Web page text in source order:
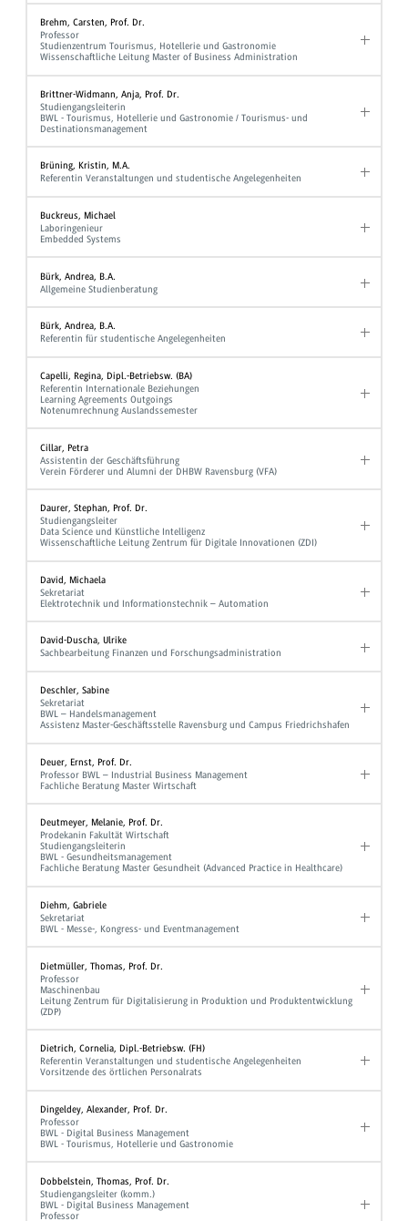
Brehm, Carsten, Prof. Dr.
Professor
Studienzentrum Tourismus, Hotellerie und Gastronomie
Wissenschaftliche Leitung Master of Business Administration
Brittner-Widmann, Anja, Prof. Dr.
Studiengangsleiterin
BWL - Tourismus, Hotellerie und Gastronomie / Tourismus- und
Destinationsmanagement
Brüning, Kristin, M.A.
Referentin Veranstaltungen und studentische Angelegenheiten
Buckreus, Michael
Laboringenieur
Embedded Systems
Bürk, Andrea, B.A.
Allgemeine Studienberatung
Bürk, Andrea, B.A.
Referentin für studentische Angelegenheiten
Capelli, Regina, Dipl.-Betriebsw. (BA)
Referentin Internationale Beziehungen
Learning Agreements Outgoings
Notenumrechnung Auslandssemester
Cillar, Petra
Assistentin der Geschäftsführung
Verein Förderer und Alumni der DHBW Ravensburg (VFA)
Daurer, Stephan, Prof. Dr.
Studiengangsleiter
Data Science und Künstliche Intelligenz
Wissenschaftliche Leitung Zentrum für Digitale Innovationen (ZDI)
David, Michaela
Sekretariat
Elektrotechnik und Informationstechnik – Automation
David-Duscha, Ulrike
Sachbearbeitung Finanzen und Forschungsadministration
Deschler, Sabine
Sekretariat
BWL – Handelsmanagement
Assistenz Master-Geschäftsstelle Ravensburg und Campus Friedrichshafen
Deuer, Ernst, Prof. Dr.
Professor BWL – Industrial Business Management
Fachliche Beratung Master Wirtschaft
Deutmeyer, Melanie, Prof. Dr.
Prodekanin Fakultät Wirtschaft
Studiengangsleiterin
BWL - Gesundheitsmanagement
Fachliche Beratung Master Gesundheit (Advanced Practice in Healthcare)
Diehm, Gabriele
Sekretariat
BWL - Messe-, Kongress- und Eventmanagement
Dietmüller, Thomas, Prof. Dr.
Professor
Maschinenbau
Leitung Zentrum für Digitalisierung in Produktion und Produktentwicklung
(ZDP)
Dietrich, Cornelia, Dipl.-Betriebsw. (FH)
Referentin Veranstaltungen und studentische Angelegenheiten
Vorsitzende des örtlichen Personalrats
Dingeldey, Alexander, Prof. Dr.
Professor
BWL - Digital Business Management
BWL - Tourismus, Hotellerie und Gastronomie
Dobbelstein, Thomas, Prof. Dr.
Studiengangsleiter (komm.)
BWL - Digital Business Management
Professor